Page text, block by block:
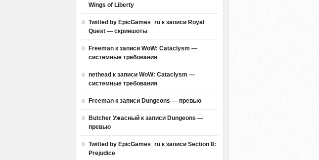
Wings of Liberty
Twitted by EpicGames_ru к записи Royal
Quest — скриншоты
Freeman к записи WoW: Cataclysm —
системные требования
nethead к записи WoW: Cataclysm —
системные требования
Freeman к записи Dungeons — превью
Butcher Ужасный к записи Dungeons —
превью
Twitted by EpicGames_ru к записи Section 8:
Prejudice